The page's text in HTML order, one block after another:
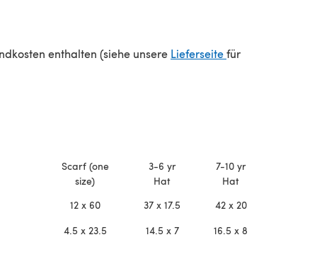
enthalten (siehe unsere Lieferseite(öffnet sich in
für
Scarf (one
size)
3-6 yr
Hat
7-10 yr
Hat
12 x 60 37 x 17.5 42 x 20
4.5 x 23.5 14.5 x 7 16.5 x 8